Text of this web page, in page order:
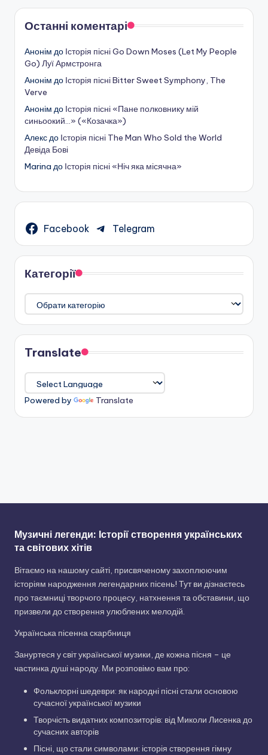
Останні коментарі
Анонім до Історія пісні Go Down Moses (Let My People
Go) Луї Армстронга
Анонім до Історія пісні Bitter Sweet Symphony, The
Verve
Анонім до Історія пісні «Пане полковнику мій
синьоокий…» («Козачка»)
Алексдо Історія пісні The Man Who Sold the World
Девіда Бові
Marina до Історія пісні «Ніч яка місячна»
Facebook Telegram
Категорії
Категорії
Translate
Powered by Translate
Музичні легенди: Історії створення українських
та світових хітів
Вітаємо на нашому сайті, присвяченому захоплюючим
історіям народження легендарних пісень! Тут ви дізнаєтесь
про таємниці творчого процесу, натхнення та обставини, що
призвели до створення улюблених мелодій.
Українська пісенна скарбниця
Зануртеся у світ української музики, де кожна пісня – це
частинка душі народу. Ми розповімо вам про:
Фольклорні шедеври: як народні пісні стали основою
сучасної української музики
Творчість видатних композиторів: від Миколи Лисенка до
сучасних авторів
Пісні, що стали символами: історія створення гімну